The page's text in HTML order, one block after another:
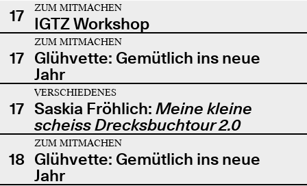
17
ZUM MITMACHEN
IGTZ Workshop
17
ZUM MITMACHEN
Glühvette: Gemütlich ins neue
Jahr
17
VERSCHIEDENES
Saskia Fröhlich: Meine kleine
scheiss Drecksbuchtour 2.0
18
ZUM MITMACHEN
Glühvette: Gemütlich ins neue
Jahr